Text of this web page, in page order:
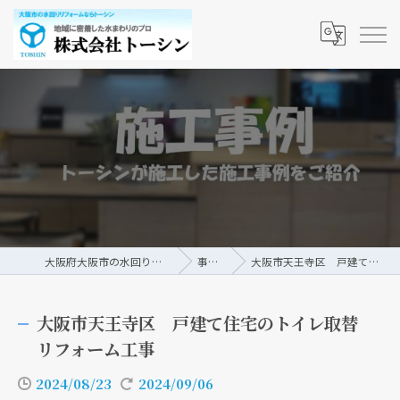
大阪府大阪市の水回りリフォームなら株式会社トーシン 事例/ブログ 大阪市天王寺区 戸建て住宅のトイレ取替リフォーム工事
大阪市天王寺区 戸建て住宅のトイレ取替
リフォーム工事
2024/08/23 2024/09/06